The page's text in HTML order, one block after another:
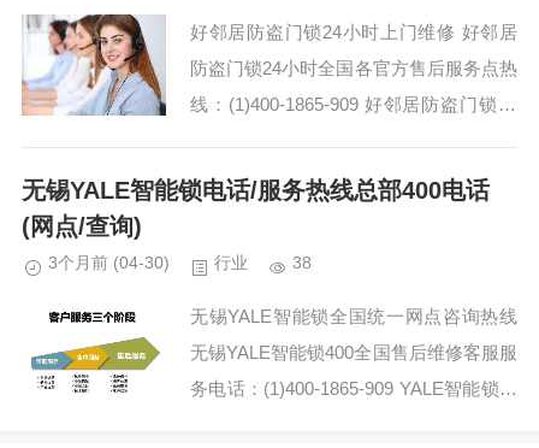
好邻居防盗门锁24小时上门维修 好邻居
防盗门锁24小时全国各官方售后服务点热
线：(1)400-1865-909 好邻居防盗门锁24
-1865-909 好...
无锡YALE智能锁电话/服务热线总部400电话
(网点/查询)
3个月前 (04-30) 行业 38
无锡YALE智能锁全国统一网点咨询热线
无锡YALE智能锁400全国售后维修客服服
务电话：(1)400-1865-909 YALE智能锁坏